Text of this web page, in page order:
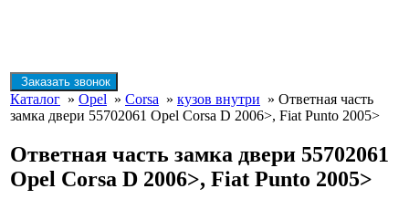
Заказать звонок
Каталог » Opel » Corsa » кузов внутри » Ответная часть
замка двери 55702061 Opel Corsa D 2006>, Fiat Punto 2005>
Ответная часть замка двери 55702061
Opel Corsa D 2006>, Fiat Punto 2005>